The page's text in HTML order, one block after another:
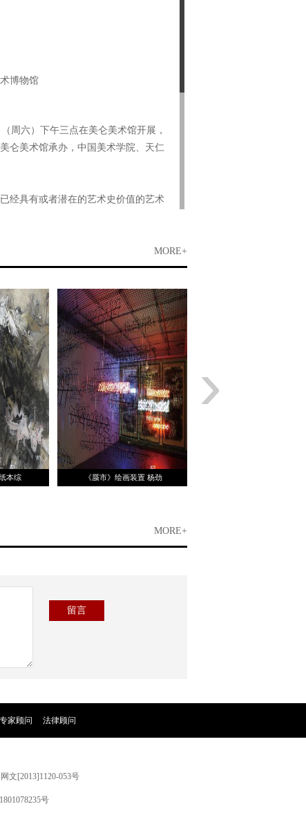
博物馆
周六）下午三点在美仑美术馆开展，
仑美术馆承办，中国美术学院、天仁
经具有或者潜在的艺术史价值的艺术
，也昭示了艺术家的气节和坦荡。
是方法，同样是反 省、立场和生
迁兴衰、文化和信念的错综纠缠、
由自主能感觉到文明史的脉搏，如同
让你成为局中之人。
的文献性画册，对其艺术进行详细的
场更为全面的艺术视觉。
MORE+
›
本综 《蜃市》绘画装置 杨劲
MORE+
专家顾问 法律顾问
文[2013]1120-053号
号